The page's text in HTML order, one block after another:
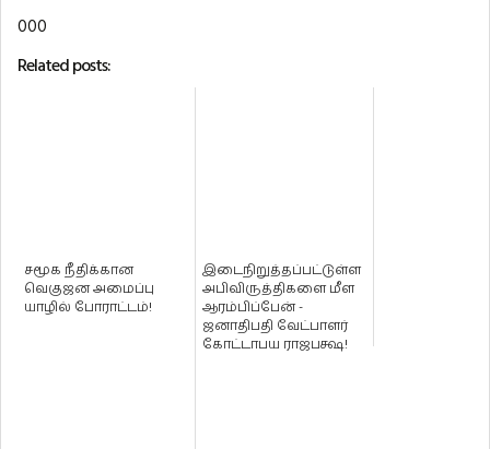
000
Related posts:
சமூக நீதிக்கான
வெகுஜன அமைப்பு
யாழில் போராட்டம்!
இடைநிறுத்தப்பட்டுள்ள
அபிவிருத்திகளை மீள
ஆரம்பிப்பேன் -
ஜனாதிபதி வேட்பாளர்
கோட்டாபய ராஜபக்ஷ!